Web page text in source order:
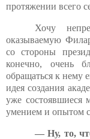
протяжении всего
Хочу
оказываемую
со стороны
конечно, очень
обращаться к нему
идея создания
уже состоявшиеся
умением и опытом
— Ну, то,